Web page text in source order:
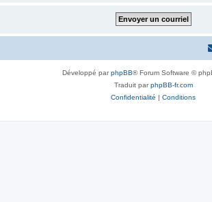
Développé parphpBB® Forum Software ©
Traduit parphpBB-fr.com
Confidentialité | Conditions